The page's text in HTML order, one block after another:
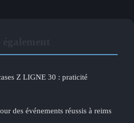
Z LIGNE 30 : praticité
des événements réussis à reims